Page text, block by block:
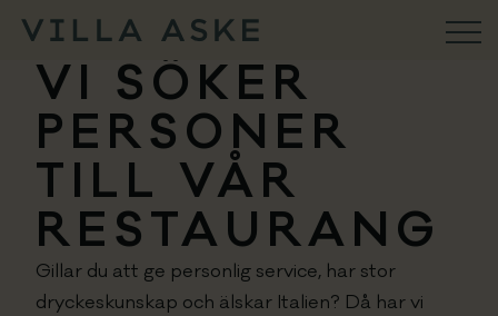
VILLA ASKE
Konferens
Aktiviteter
VI SÖKER
PERSONER
TILL VÅR
RESTAURANG
Gillar du att ge personlig service, har stor
dryckeskunskap och älskar Italien? Då har vi